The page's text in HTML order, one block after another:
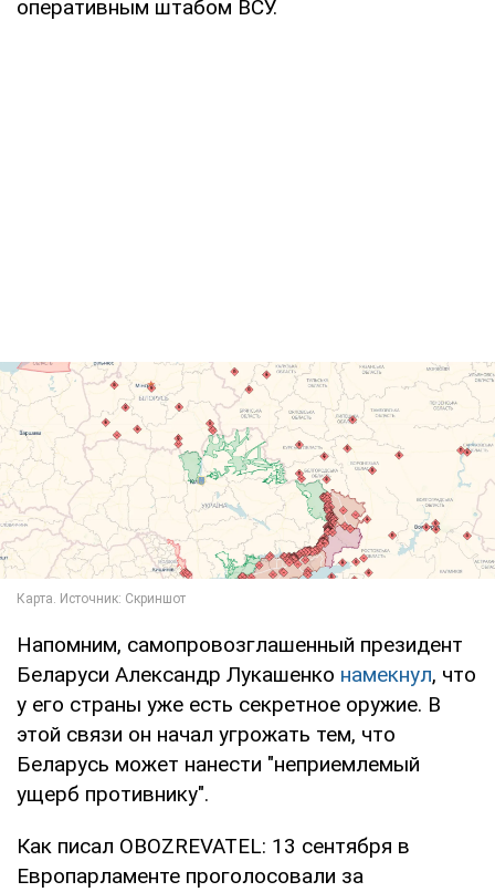
оперативным штабом ВСУ.
Напомним, самопровозглашенный президент
Беларуси Александр Лукашенко намекнул, что
у его страны уже есть секретное оружие. В
этой связи он начал угрожать тем, что
Беларусь может нанести "неприемлемый
ущерб противнику".
Как писал OBOZREVATEL: 13 сентября в
Европарламенте проголосовали за